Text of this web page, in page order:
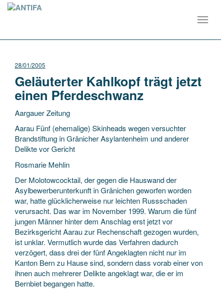
28/01/2005
Geläuterter Kahlkopf trägt jetzt
einen Pferdeschwanz
Aargauer Zeitung
Aarau Fünf (ehemalige) Skinheads wegen versuchter
Brandstiftung in Gränicher Asylantenheim und anderer
Delikte vor Gericht
Rosmarie Mehlin
Der Molotowcocktail, der gegen die Hauswand der
Asylbewerberunterkunft in Gränichen geworfen worden
war, hatte glücklicherweise nur leichten Russschaden
verursacht. Das war im November 1999. Warum die fünf
jungen Männer hinter dem Anschlag erst jetzt vor
Bezirksgericht Aarau zur Rechenschaft gezogen wurden,
ist unklar. Vermutlich wurde das Verfahren dadurch
verzögert, dass drei der fünf Angeklagten nicht nur im
Kanton Bern zu Hause sind, sondern dass vorab einer von
ihnen auch mehrerer Delikte angeklagt war, die er im
Bernbiet begangen hatte.